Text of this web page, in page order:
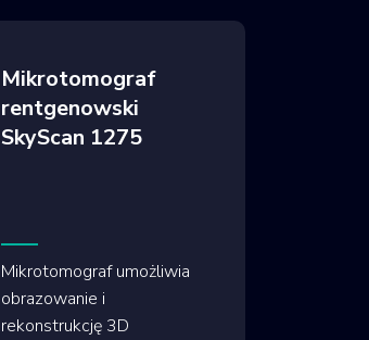
Mikrotomograf
rentgenowski
SkyScan 1275
Mikrotomograf umożliwia
obrazowanie i
rekonstrukcję 3D